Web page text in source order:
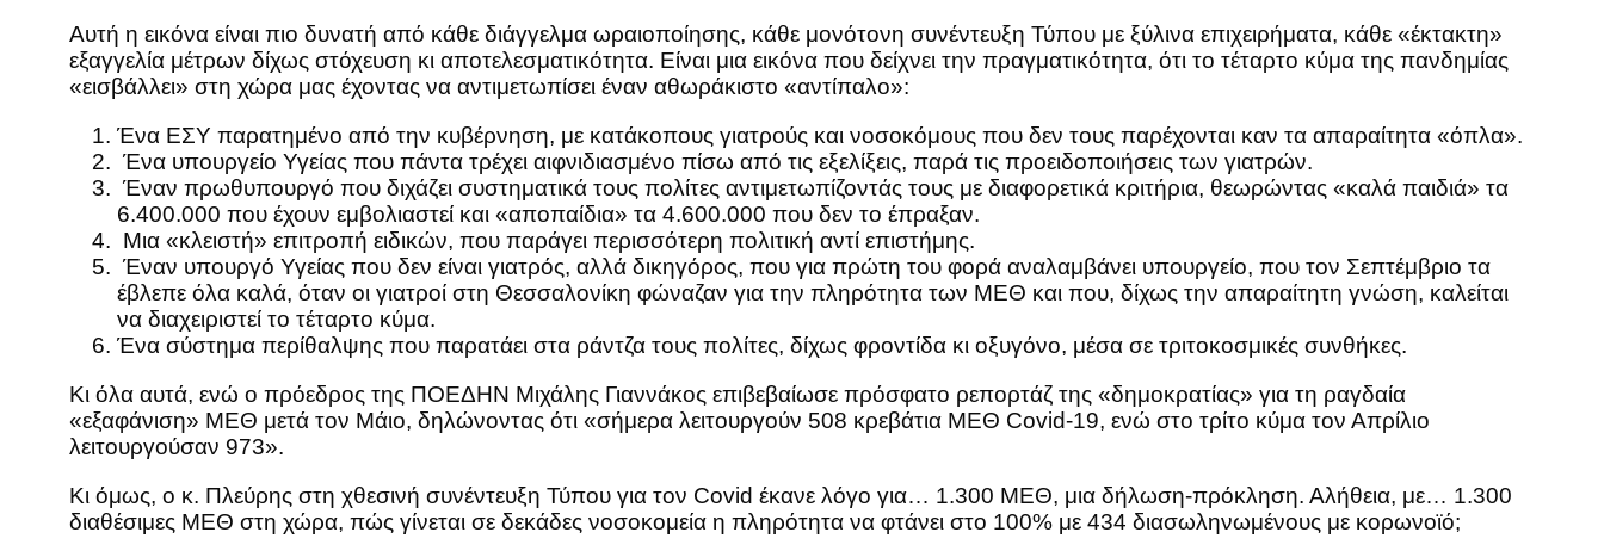
Αυτή η εικόνα είναι πιο δυνατή από κάθε διάγγελμα ωραιοποίησης, κάθε μονότονη συνέντευξη Τύπου με ξύλινα επιχειρήματα, κάθε «έκτακτη»
εξαγγελία μέτρων δίχως στόχευση κι αποτελεσματικότητα. Είναι μια εικόνα που δείχνει την πραγματικότητα, ότι το τέταρτο κύμα της πανδημίας
«εισβάλλει» στη χώρα μας έχοντας να αντιμετωπίσει έναν αθωράκιστο «αντίπαλο»:
Ένα ΕΣΥ παρατημένο από την κυβέρνηση, με κατάκοπους γιατρούς και νοσοκόμους που δεν τους παρέχονται καν τα απαραίτητα «όπλα».
Ένα υπουργείο Υγείας που πάντα τρέχει αιφνιδιασμένο πίσω από τις εξελίξεις, παρά τις προειδοποιήσεις των γιατρών.
Έναν πρωθυπουργό που διχάζει συστηματικά τους πολίτες αντιμετωπίζοντάς τους με διαφορετικά κριτήρια, θεωρώντας «καλά παιδιά» τα
6.400.000 που έχουν εμβολιαστεί και «αποπαίδια» τα 4.600.000 που δεν το έπραξαν.
Μια «κλειστή» επιτροπή ειδικών, που παράγει περισσότερη πολιτική αντί επιστήμης.
Έναν υπουργό Υγείας που δεν είναι γιατρός, αλλά δικηγόρος, που για πρώτη του φορά αναλαμβάνει υπουργείο, που τον Σεπτέμβριο τα
έβλεπε όλα καλά, όταν οι γιατροί στη Θεσσαλονίκη φώναζαν για την πληρότητα των ΜΕΘ και που, δίχως την απαραίτητη γνώση, καλείται
να διαχειριστεί το τέταρτο κύμα.
Ένα σύστημα περίθαλψης που παρατάει στα ράντζα τους πολίτες, δίχως φροντίδα κι οξυγόνο, μέσα σε τριτοκοσμικές συνθήκες.
Κι όλα αυτά, ενώ ο πρόεδρος της ΠΟΕΔΗΝ Μιχάλης Γιαννάκος επιβεβαίωσε πρόσφατο ρεπορτάζ της «δημοκρατίας» για τη ραγδαία
«εξαφάνιση» ΜΕΘ μετά τον Μάιο, δηλώνοντας ότι «σήμερα λειτουργούν 508 κρεβάτια ΜΕΘ Covid-19, ενώ στο τρίτο κύμα τον Απρίλιο
λειτουργούσαν 973».
Κι όμως, ο κ. Πλεύρης στη χθεσινή συνέντευξη Τύπου για τον Covid έκανε λόγο για… 1.300 ΜΕΘ, μια δήλωση-πρόκληση. Αλήθεια, με… 1.300
διαθέσιμες ΜΕΘ στη χώρα, πώς γίνεται σε δεκάδες νοσοκομεία η πληρότητα να φτάνει στο 100% με 434 διασωληνωμένους με κορωνοϊό;